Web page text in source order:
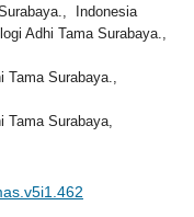
Indonesia
Adhi Tama Surabaya.,
Surabaya.,
Tama Surabaya,